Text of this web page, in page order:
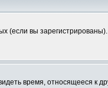
(если вы
время, относящееся к